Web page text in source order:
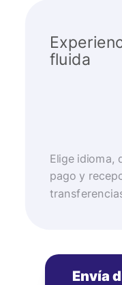
fluida
Elige idioma,
pago y
Envía